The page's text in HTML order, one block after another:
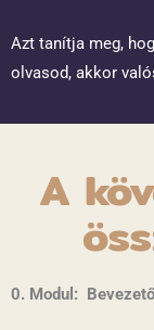
Azt tanítja meg,
olvasod, akkor
A
0. Modul: